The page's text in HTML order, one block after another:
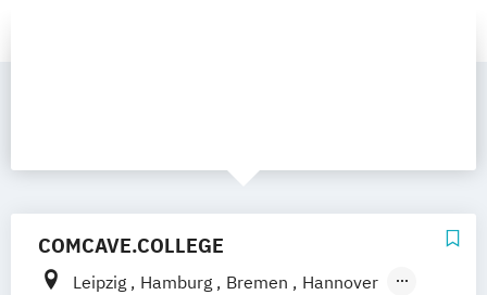
COMCAVE.COLLEGE
Leipzig Hamburg Bremen
Hannover